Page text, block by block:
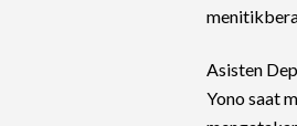
Asisten
Yono saat